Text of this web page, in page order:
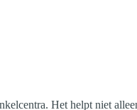
Het helpt niet